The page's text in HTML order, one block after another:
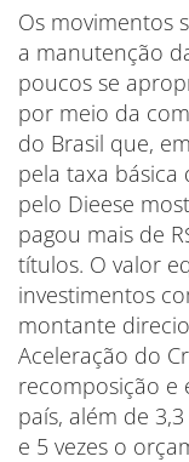
Os movimentos
a manutenção
poucos se
por meio da
do Brasil que,
pela taxa básica
pelo Dieese
pagou mais de
títulos. O valor
investimentos
montante
Aceleração do
recomposição e
país, além de
e 5 vezes o